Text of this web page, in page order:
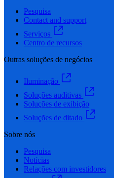
Pesquisa
Contact and support
Serviços
Centro de recursos
Outras soluções de negócios
Iluminação
Soluções auditivas
Soluções de exibição
Soluções de ditado
Sobre nós
Pesquisa
Notícias
Relações com investidores